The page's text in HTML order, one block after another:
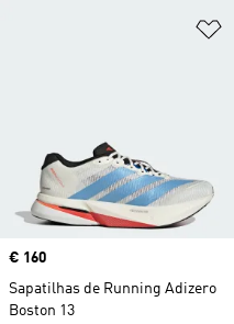
Price
€ 160
Sapatilhas de Running Adizero
Boston 13